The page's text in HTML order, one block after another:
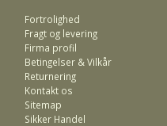
Fortrolighed
Fragt og levering
Firma profil
Betingelser & Vilkår
Returnering
Kontakt os
Sitemap
Sikker Handel